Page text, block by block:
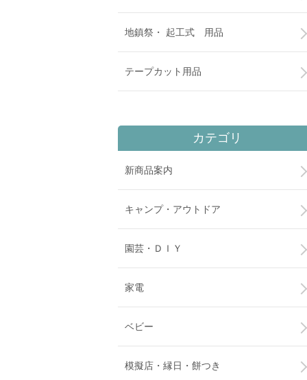
地鎮祭・ 起工式 用品
テープカット用品
カテゴリ
新商品案内
キャンプ・アウトドア
園芸・ＤＩＹ
家電
ベビー
模擬店・縁日・餅つき